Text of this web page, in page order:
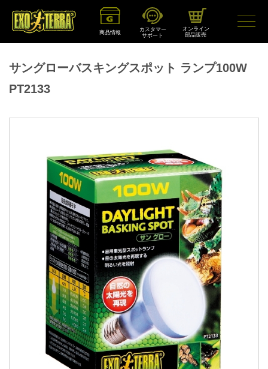
商品情報
カスタマー
サポート
オンライン
部品販売
サングローバスキングスポット ランプ100W
PT2133